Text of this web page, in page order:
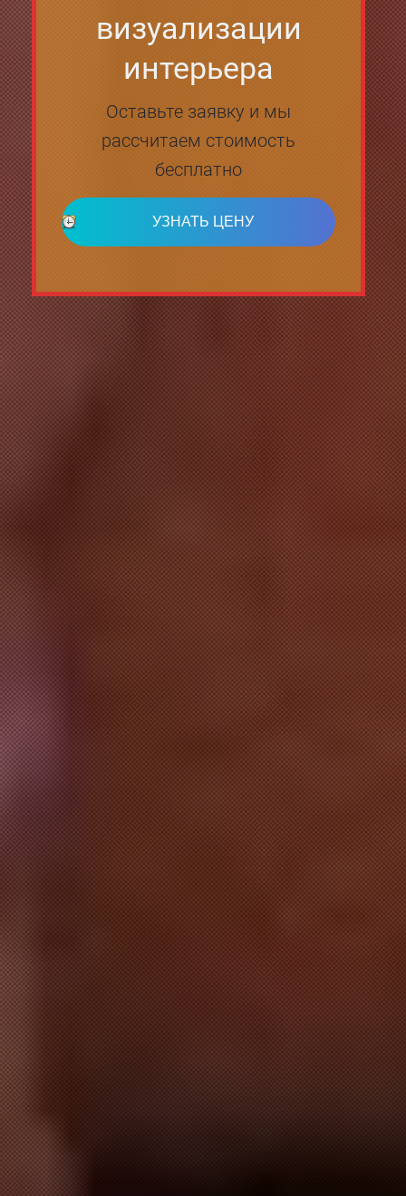
визуализации
интерьера
Оставьте заявку и мы
рассчитаем стоимость
бесплатно
УЗНАТЬ ЦЕНУ